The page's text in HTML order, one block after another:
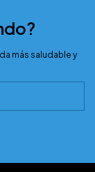
más saludable y